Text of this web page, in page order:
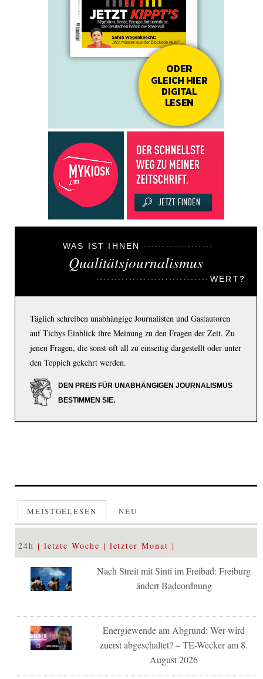
WAS IST IHNEN
Qualitätsjournalismus
WERT?
Täglich schreiben unabhängige Journalisten und Gastautoren
auf Tichys Einblick ihre Meinung zu den Fragen der Zeit. Zu
jenen Fragen, die sonst oft all zu einseitig dargestellt oder unter
den Teppich gekehrt werden.
DEN PREIS FÜR UNABHÄNGIGEN JOURNALISMUS
BESTIMMEN SIE.
MEISTGELESEN NEU
24h letzte Woche letzter Monat
Nach Streit mit Sinti im Freibad: Freiburg
ändert Badeordnung
Energiewende am Abgrund: Wer wird
zuerst abgeschaltet? – TE-Wecker am 8.
August 2026